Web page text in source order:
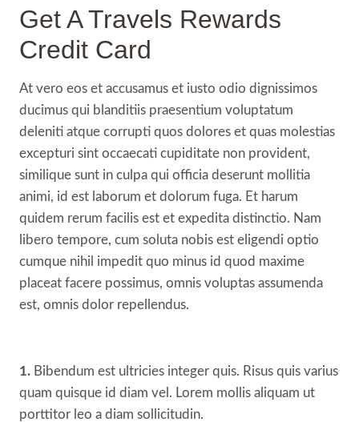
Get A Travels Rewards
Credit Card
At vero eos et accusamus et iusto odio dignissimos
ducimus qui blanditiis praesentium voluptatum
deleniti atque corrupti quos dolores et quas molestias
excepturi sint occaecati cupiditate non provident,
similique sunt in culpa qui officia deserunt mollitia
animi, id est laborum et dolorum fuga. Et harum
quidem rerum facilis est et expedita distinctio. Nam
libero tempore, cum soluta nobis est eligendi optio
cumque nihil impedit quo minus id quod maxime
placeat facere possimus, omnis voluptas assumenda
est, omnis dolor repellendus.
1. Bibendum est ultricies integer quis. Risus quis varius
quam quisque id diam vel. Lorem mollis aliquam ut
porttitor leo a diam sollicitudin.